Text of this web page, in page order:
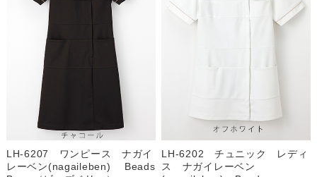
LH-6207 ワンピース ナガイ
レーベン(nagaileben) Beads
LH-6202 チュニック レディ
ス ナガイレーベン